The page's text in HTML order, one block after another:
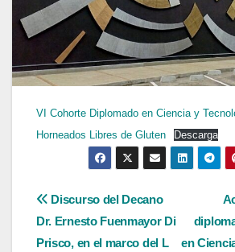
VI Cohorte Diplomado en Ciencia y
Horneados Libres de Gluten
Descarga
Navegación
de
en
Discurso del Decano
Dr. Ernesto Fuenmayor Di
Prisco, en el marco del L